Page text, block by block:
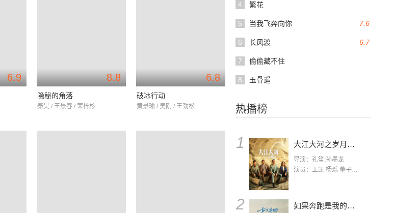
4 繁花
7.6
5 当我飞奔向你
6.7
6 长风渡
7 偷偷藏不住
8 玉骨遥
热播榜
1 大江大河之岁月如歌
导演：孔笙;孙墨龙
演员：王凯 杨烁 董子健 杨采钰 张佳宁 练练 林栋甫 房子斌
2 如果奔跑是我的人生
6.9 8.8
隐秘的角落
秦昊 / 王景春 / 荣梓杉
6.8
破冰行动
黄景瑜 / 吴刚 / 王劲松